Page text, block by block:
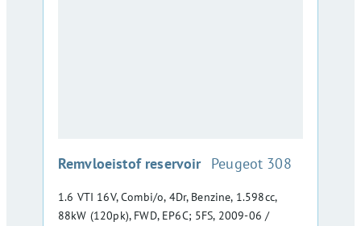
Remvloeistof reservoir :Peugeot 308
1.6 VTI 16V, Combi/o, 4Dr, Benzine, 1.598cc,
88kW (120pk), FWD, EP6C; 5FS, 2009-06 /